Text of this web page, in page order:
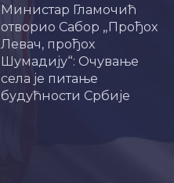
Министар Гламочић
отворио Сабор „Прођох
Левач, прођох
Шумадију“: Очување
села је питање
будућности Србије